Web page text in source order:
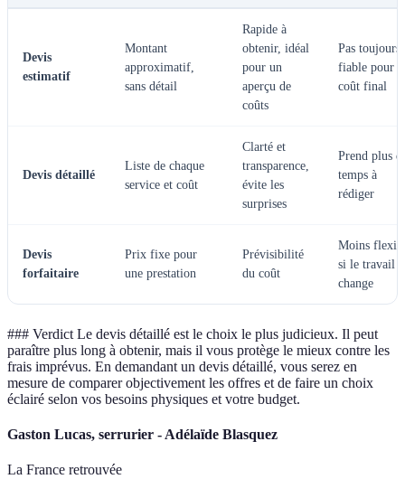
Devis
estimatif
Montant
approximatif,
sans détail
Rapide à
obtenir, idéal
pour un
aperçu de
coûts
Pas toujours
fiable pour
coût final
Devis détaillé
Liste de chaque
service et coût
Clarté et
transparence,
évite les
surprises
Prend plus
temps à
rédiger
Devis
forfaitaire
Prix fixe pour
une prestation
Prévisibilité
du coût
Moins
si le travail
change
### Verdict Le devis détaillé est le choix le plus judicieux. Il peut
paraître plus long à obtenir, mais il vous protège le mieux contre les
frais imprévus. En demandant un devis détaillé, vous serez en
mesure de comparer objectivement les offres et de faire un choix
éclairé selon vos besoins physiques et votre budget.
Gaston Lucas, serrurier - Adélaïde Blasquez
La France retrouvée